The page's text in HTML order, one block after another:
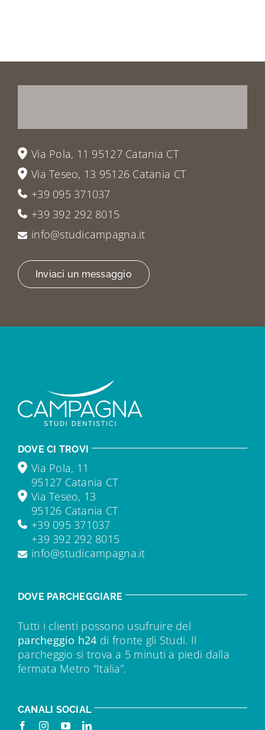
Via Pola, 11 95127 Catania CT
Via Teseo, 13 95126 Catania CT
+39 095 371037
+39 392 292 8015
info@studicampagna.it
Inviaci un messaggio
DOVE CI TROVI
Via Pola, 11
95127 Catania CT
Via Teseo, 13
95126 Catania CT
+39 095 371037
+39 392 292 8015
info@studicampagna.it
DOVE PARCHEGGIARE
Tutti i clienti possono usufruire del
parcheggio h24 di fronte gli Studi. Il
parcheggio si trova a 5 minuti a piedi dalla
fermata Metro “Italia”.
CANALI SOCIAL